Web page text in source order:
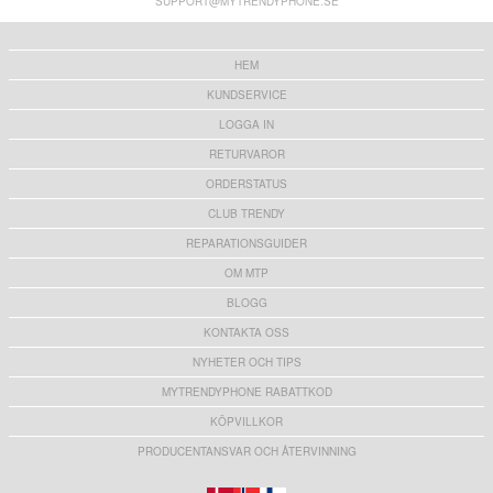
HEM
KUNDSERVICE
LOGGA IN
RETURVAROR
ORDERSTATUS
CLUB TRENDY
REPARATIONSGUIDER
OM MTP
BLOGG
KONTAKTA OSS
NYHETER OCH TIPS
MYTRENDYPHONE RABATTKOD
KÖPVILLKOR
PRODUCENTANSVAR OCH ÅTERVINNING